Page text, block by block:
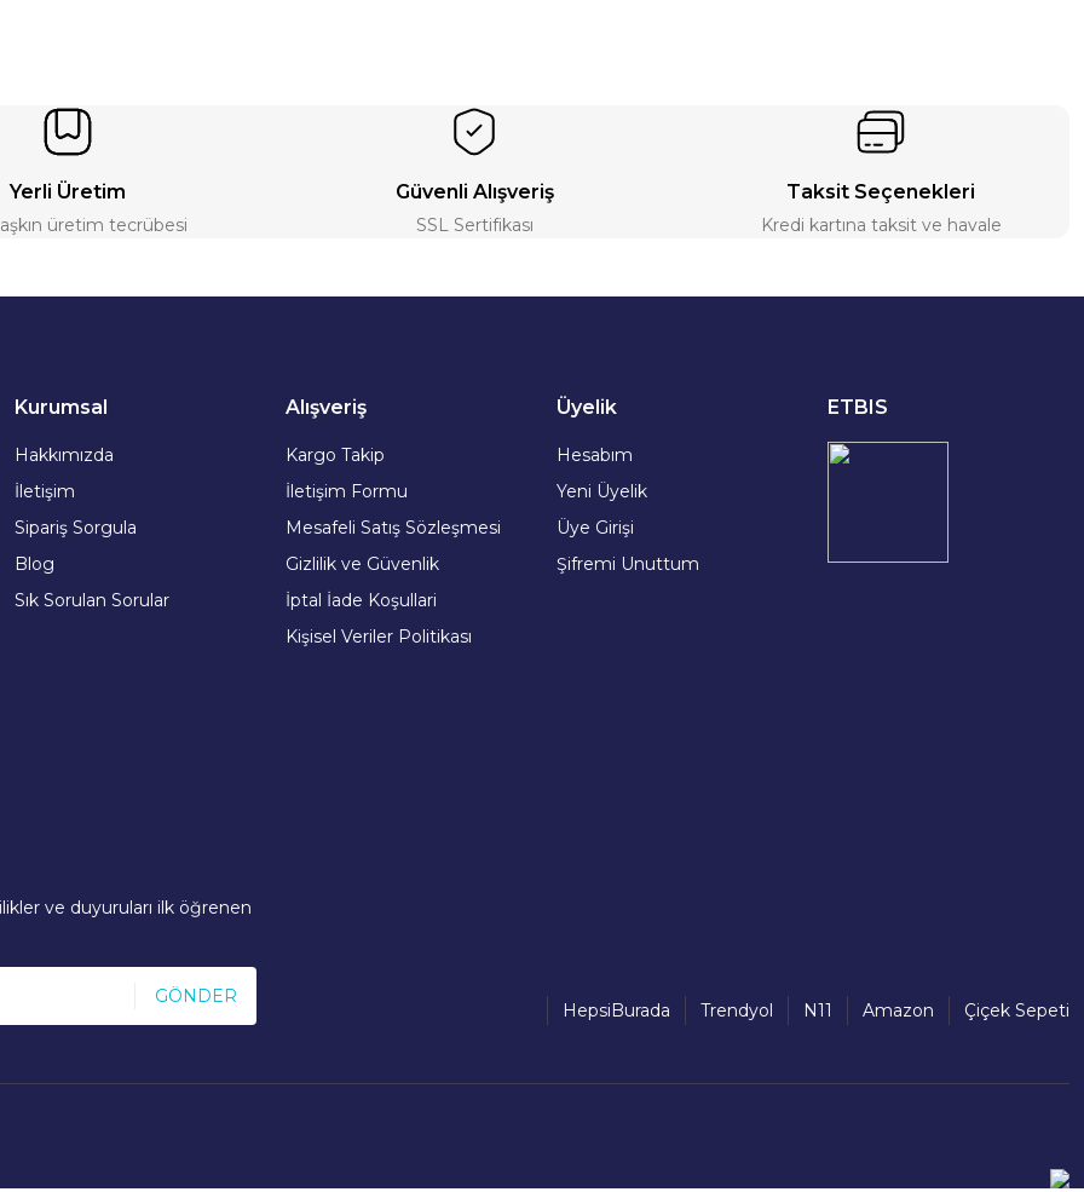
Yerli Üretim
aşkın üretim tecrübesi
Güvenli Alışveriş
SSL Sertifikası
Taksit Seçenekleri
Kredi kartına taksit ve havale
Kurumsal
Hakkımızda
İletişim
Sipariş Sorgula
Blog
Sık Sorulan Sorular
Alışveriş
Kargo Takip
İletişim Formu
Mesafeli Satış Sözleşmesi
Gizlilik ve Güvenlik
İptal İade Koşullari
Kişisel Veriler Politikası
Üyelik
Hesabım
Yeni Üyelik
Üye Girişi
Şifremi Unuttum
ETBIS
ve duyuruları ilk öğrenen
GÖNDER
HepsiBurada Trendyol N11 Amazon Çiçek Sepeti